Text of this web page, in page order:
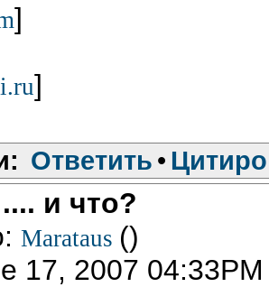
]
]
Ответить •
и что?
Marataus ()
17, 2007 04:33PM